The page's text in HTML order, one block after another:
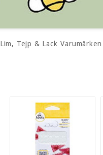
Lim, Tejp & Lack Varumärken